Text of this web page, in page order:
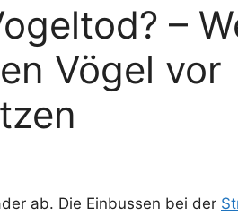
–
Vögel vor
ab. Die Einbussen bei der